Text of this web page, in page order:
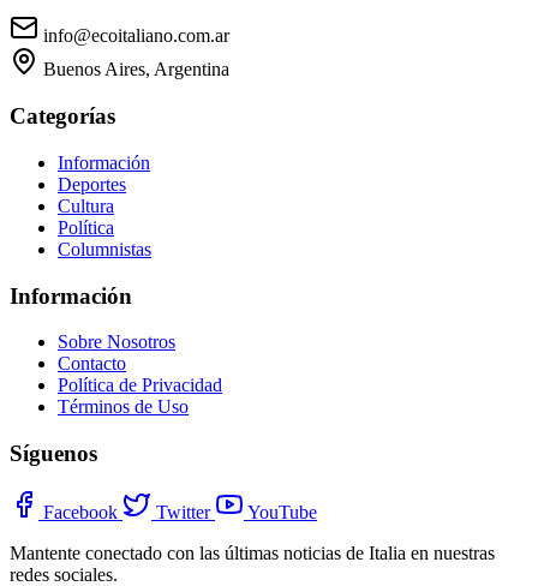
info@ecoitaliano.com.ar
Buenos Aires, Argentina
Categorías
Información
Deportes
Cultura
Política
Columnistas
Información
Sobre Nosotros
Contacto
Política de Privacidad
Términos de Uso
Síguenos
Facebook Twitter
YouTube
Mantente conectado con las últimas noticias de Italia en nuestras
redes sociales.